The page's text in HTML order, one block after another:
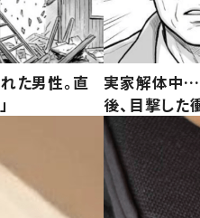
た男性。直
実家解体中…
後、目撃した